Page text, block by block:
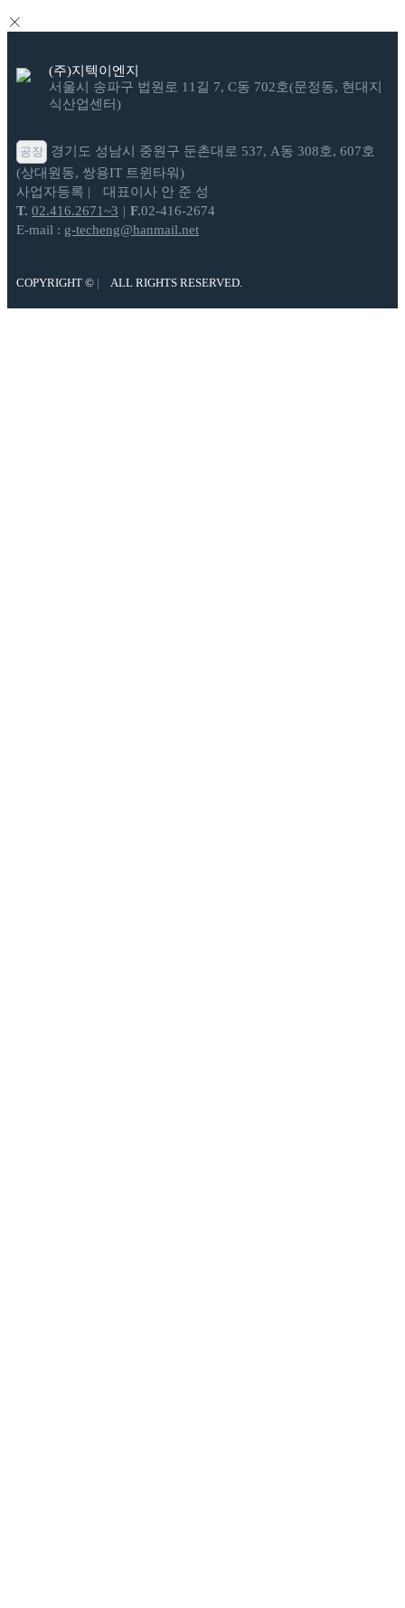
(주)지텍이엔지
서울시 송파구 법원로 11길 7, C동 702호(문정동, 현대지
식산업센터)
공장 경기도 성남시 중원구 둔촌대로 537, A동 308호, 607호
(상대원동, 쌍용IT 트윈타워)
사업자등록
대표이사 안 준 성
T. 02.416.2671~3 F.02-416-2674
E-mail : g-techeng@hanmail.net
COPYRIGHT © ALL RIGHTS RESERVED.